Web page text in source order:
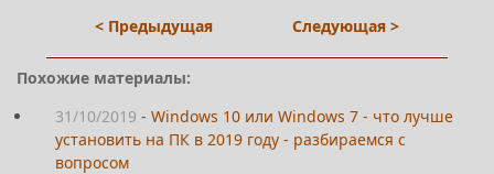
< Предыдущая Следующая >
Похожие материалы:
31/10/2019 - Windows 10 или Windows 7 - что лучше
установить на ПК в 2019 году - разбираемся с
вопросом